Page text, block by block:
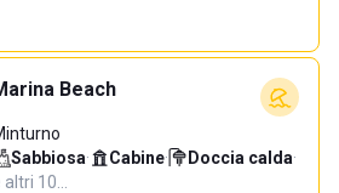
Beach
Sabbiosa· Cabine· Doccia calda·
altri 10…